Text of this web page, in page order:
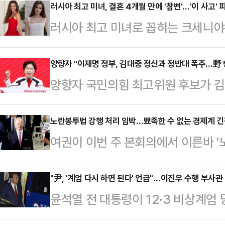
도(한강 해도)를 공개하라는 소송
르면 서울행정법원 행정14부(이상
원을 상대로 낸 정보비공개 처분 취
다.앞서 해양수산부와 국방부는
항해가 가능하도록 한강하구 수로
에 전달했다.이에 대해 …
러시아 최고 미녀, 결혼 4개월 만에 '참변'…'이 사고'
러시아 최고 미녀로 꼽히는 크세니
어든 야생 동물과 충돌해 치료를
피플지, 뉴욕 포스트 등 외신에 따
러시아의 한 도로를 달리던 중 갑자
는 사고를 당했다.사고 당시 크세니
은 운전을 하고 있었다. 부부는 결
타까움을 더했다.그의 남편은 러시
에서 "엘크…
양향자 "이재명 정부, 김대중 정신과 정반대 폭주…野
양향자 국민의힘 최고위원 후보가
를 압수수색하는 것과 관련해 "지
정신과는 정반대로 폭주하고 있다"
이스북을 통해 입장문을 내서 "오
이다. 한국 민주주의의 큰 축이었던
의 정치인이기도 했다"며 "김 전 대
으로 만들었고, 특히 야당을 인정하
같이 강조했다.양 후보는 현…
노란봉투법 강행 처리 임박…뾰족한 수 없는 경제계
여권이 이번 주 본회의에서 이른바
안) 처리를 강행할 것으로 보이면서
다. 경제계는 야당과의 공조 및 여
당이 의석수를 앞세워 법안을 밀어
상황이다.18일 정치권과 경제계에
"尹, '계엄 다시 하면 된다' 언급"…이진우 수행 부사관
윤석열 전 대통령이 12·3 비상계엄
"계엄을 다시 하면 된다"고 언급했